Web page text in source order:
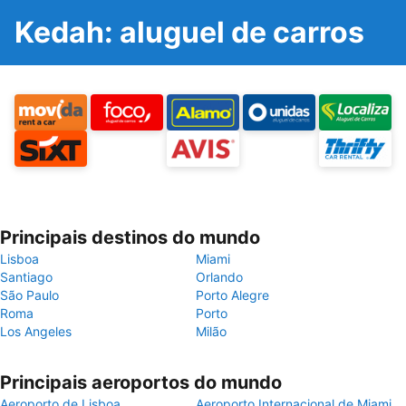
Kedah: aluguel de carros
Principais destinos do mundo
Lisboa
Miami
Santiago
Orlando
São Paulo
Porto Alegre
Roma
Porto
Los Angeles
Milão
Principais aeroportos do mundo